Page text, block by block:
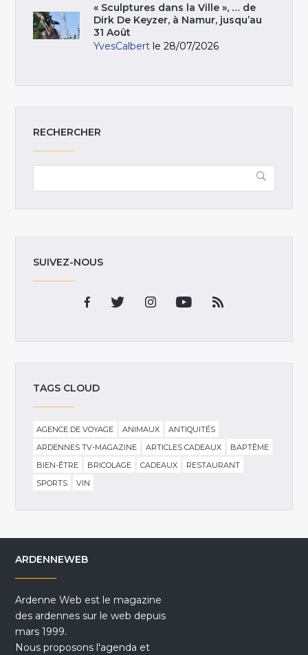
« Sculptures dans la Ville », … de
Dirk De Keyzer, à Namur, jusqu’au
31 Août
YvesCalbert le 28/07/2026
RECHERCHER
SUIVEZ-NOUS
TAGS CLOUD
AGENCE DE VOYAGE ANIMAUX
ANTIQUITÉS
ARDENNES TV-MAGAZINE
ARTICLES CADEAUX
BAPTÊME
BIEN-ÊTRE
BRICOLAGE CADEAUX
RESTAURANT
SPORTS
VIN
ARDENNEWEB
Ardenne Web est le magazine
des ardennes sur le web depuis
mars 1999.
Nous proposons l'agenda et